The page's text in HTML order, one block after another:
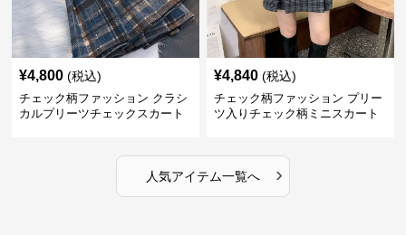
¥4,800 (税込)
チェック柄ファッション クラシ
カルプリーツチェックスカート
¥4,840 (税込)
チェック柄ファッション プリー
ツ入りチェック柄ミニスカート
人気アイテム一覧へ ›